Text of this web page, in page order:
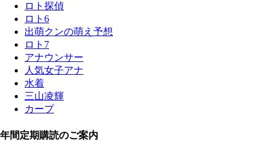
ロト探偵
ロト6
出萌クンの萌え予想
ロト7
アナウンサー
人気女子アナ
水着
三山凌輝
カープ
年間定期購読のご案内